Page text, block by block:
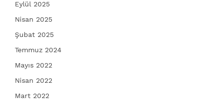
Eylül 2025
Nisan 2025
Şubat 2025
Temmuz 2024
Mayıs 2022
Nisan 2022
Mart 2022